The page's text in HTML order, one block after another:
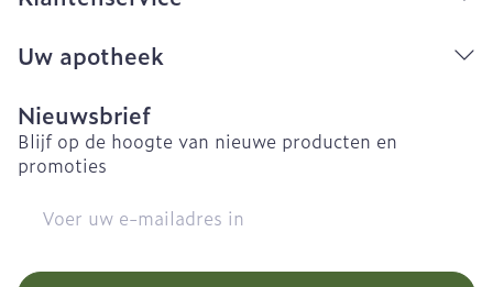
Uw apotheek
Nieuwsbrief
Blijf op de hoogte van nieuwe producten en
promoties